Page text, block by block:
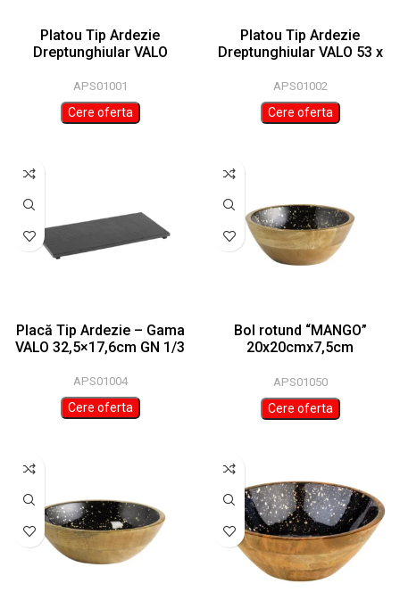
Platou Tip Ardezie
Dreptunghiular VALO
APS01001
Cere oferta
Platou Tip Ardezie
Dreptunghiular VALO 53 x
APS01002
Cere oferta
Placă Tip Ardezie – Gama
VALO 32,5×17,6cm GN 1/3
APS01004
Cere oferta
Bol rotund “MANGO”
20x20cmx7,5cm
APS01050
Cere oferta